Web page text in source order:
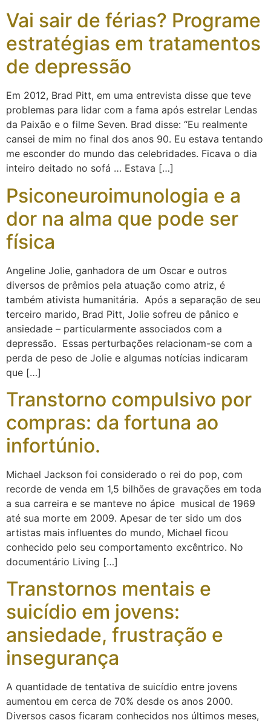
Vai sair de férias? Programe
estratégias em tratamentos
de depressão
Em 2012, Brad Pitt, em uma entrevista disse que teve
problemas para lidar com a fama após estrelar Lendas
da Paixão e o filme Seven. Brad disse: “Eu realmente
cansei de mim no final dos anos 90. Eu estava tentando
me esconder do mundo das celebridades. Ficava o dia
inteiro deitado no sofá … Estava […]
Psiconeuroimunologia e a
dor na alma que pode ser
física
Angeline Jolie, ganhadora de um Oscar e outros
diversos de prêmios pela atuação como atriz, é
também ativista humanitária. Após a separação de seu
terceiro marido, Brad Pitt, Jolie sofreu de pânico e
ansiedade – particularmente associados com a
depressão. Essas perturbações relacionam-se com a
perda de peso de Jolie e algumas notícias indicaram
que […]
Transtorno compulsivo por
compras: da fortuna ao
infortúnio.
Michael Jackson foi considerado o rei do pop, com
recorde de venda em 1,5 bilhões de gravações em toda
a sua carreira e se manteve no ápice musical de 1969
até sua morte em 2009. Apesar de ter sido um dos
artistas mais influentes do mundo, Michael ficou
conhecido pelo seu comportamento excêntrico. No
documentário Living […]
Transtornos mentais e
suicídio em jovens:
ansiedade, frustração e
insegurança
A quantidade de tentativa de suicídio entre jovens
aumentou em cerca de 70% desde os anos 2000.
Diversos casos ficaram conhecidos nos últimos meses,